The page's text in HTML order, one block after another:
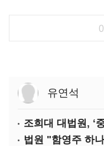
유연석
조희대 대법원, ‘